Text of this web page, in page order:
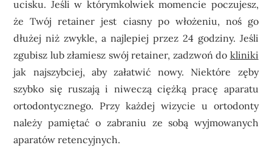
ucisku. Jeśli w którymkolwiek momencie poczujesz,
że Twój retainer jest ciasny po włożeniu, noś go
dłużej niż zwykle, a najlepiej przez 24 godziny. Jeśli
zgubisz lub złamiesz swój retainer, zadzwoń do kliniki
jak najszybciej, aby załatwić nowy. Niektóre zęby
szybko się ruszają i niweczą ciężką pracę aparatu
ortodontycznego. Przy każdej wizycie u ortodonty
należy pamiętać o zabraniu ze sobą wyjmowanych
aparatów retencyjnych.